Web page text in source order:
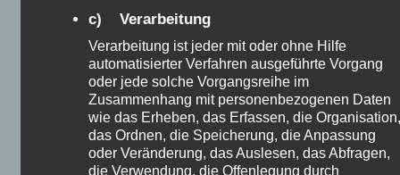
aus der Psychologie des Menschen. Wenn die
Menschen sind unheimlich über die wirtschaftliche
und politische Zukunft, Sie gehen in gold. Wenn Sie
aren’t, verkaufen Sie es. Gold-Preis-hängt von den
Emotionen der Marktteilnehmer. Es verdient kein
Geld. Es macht nichts, was führt zu einer Erhöhung
der Wert.
c) Verarbeitung
Verarbeitung ist jeder mit oder ohne Hilfe
automatisierter Verfahren ausgeführte Vorgang
oder jede solche Vorgangsreihe im
Zusammenhang mit personenbezogenen Daten
wie das Erheben, das Erfassen, die Organisation,
das Ordnen, die Speicherung, die Anpassung
oder Veränderung, das Auslesen, das Abfragen,
die Verwendung, die Offenlegung durch